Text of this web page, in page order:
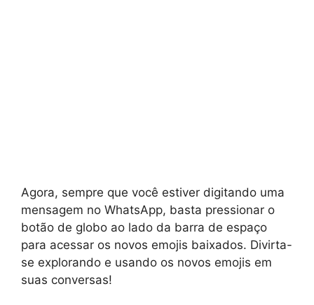
Agora, sempre que você estiver digitando uma
mensagem no WhatsApp, basta pressionar o
botão de globo ao lado da barra de espaço
para acessar os novos emojis baixados. Divirta-
se explorando e usando os novos emojis em
suas conversas!